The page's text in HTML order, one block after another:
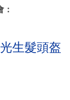
生髮頭盔